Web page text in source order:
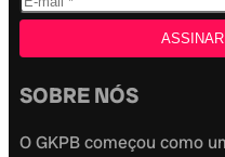
SOBRE NÓS
O GKPB começou como